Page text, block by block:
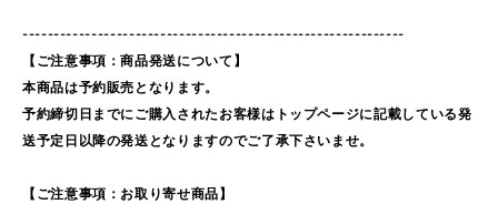
-------------------------------------------------------------
【ご注意事項：商品発送について】
本商品は予約販売となります。
予約締切日までにご購入されたお客様はトップページに記載している発
送予定日以降の発送となりますのでご了承下さいませ。
【ご注意事項：お取り寄せ商品】